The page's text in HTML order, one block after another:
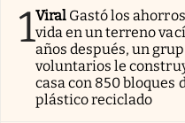
1Viral Gastó los
vida en un terreno
años después, un
voluntarios le
casa con 850 bloques
plástico reciclado